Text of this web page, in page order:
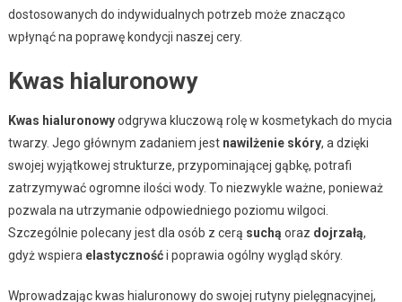
dostosowanych do indywidualnych potrzeb może znacząco
wpłynąć na poprawę kondycji naszej cery.
Kwas hialuronowy
Kwas hialuronowyodgrywa kluczową rolę w kosmetykach do mycia
twarzy. Jego głównym zadaniem jest nawilżenie skóry, a dzięki
swojej wyjątkowej strukturze, przypominającej gąbkę, potrafi
zatrzymywać ogromne ilości wody. To niezwykle ważne, ponieważ
pozwala na utrzymanie odpowiedniego poziomu wilgoci.
Szczególnie polecany jest dla osób z cerą suchą oraz dojrzałą,
gdyż wspiera elastycznośći poprawia ogólny wygląd skóry.
Wprowadzając kwas hialuronowy do swojej rutyny pielęgnacyjnej,